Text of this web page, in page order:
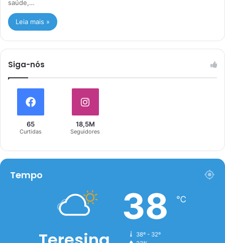
saúde,…
Leia mais »
Siga-nós
65
Curtidas
18,5M
Seguidores
Tempo
38 ℃
38º - 32º